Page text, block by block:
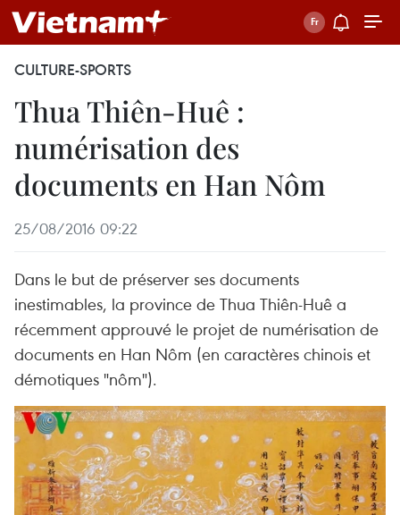
CULTURE-SPORTS
Thua Thiên-Huê :
numérisation des
documents en Han Nôm
25/08/2016 09:22
Dans le but de préserver ses documents
inestimables, la province de Thua Thiên-Huê a
récemment approuvé le projet de numérisation de
documents en Han Nôm (en caractères chinois et
démotiques "nôm").